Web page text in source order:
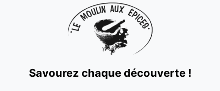
Savourez chaque découverte !